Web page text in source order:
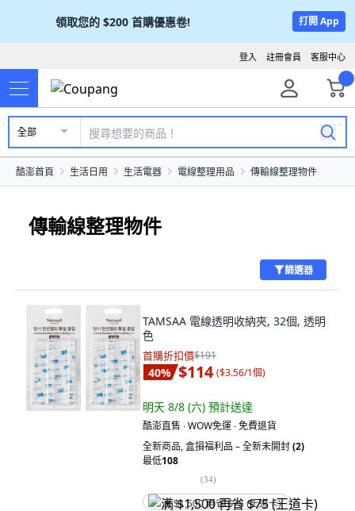
領取您的 $200 首購優惠卷! 打開 App
客服中心
註冊會員
登入
全部
酷澎首頁 生活日用 生活電器 電線整理用品 傳輸線整理物件
傳輸線整理物件
篩選器
TAMSAA 電線透明收納夾, 32個, 透明
色
首購折扣價$191
40% $114 ($3.56/1個)
明天 8/8 (六) 預計送達
酷澎直售 ∙ WOW免運 ∙ 免費退貨
全新商品,盒損福利品 – 全新未開封(2)
最低108
(34)
满 $1,500 再省 $75 (王道卡)